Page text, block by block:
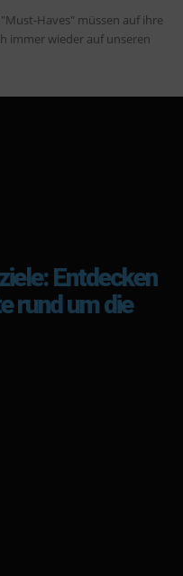
Haves" müssen auf ihre
immer wieder auf unseren
Entdecken
rund um die